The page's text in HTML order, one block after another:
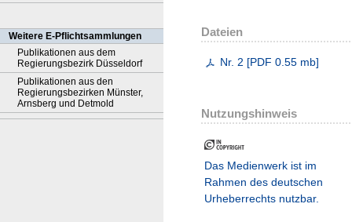
Weitere E-Pflichtsammlungen
Publikationen aus dem
Regierungsbezirk Düsseldorf
Publikationen aus den
Regierungsbezirken Münster,
Arnsberg und Detmold
Dateien
Nr. 2 [PDF 0.55 mb]
Nutzungshinweis
Das Medienwerk ist im
Rahmen des deutschen
Urheberrechts nutzbar.